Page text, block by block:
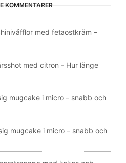
KOMMENTARER
med fetaostkräm –
med citron – Hur länge
mugcake i micro – snabb och
mugcake i micro – snabb och